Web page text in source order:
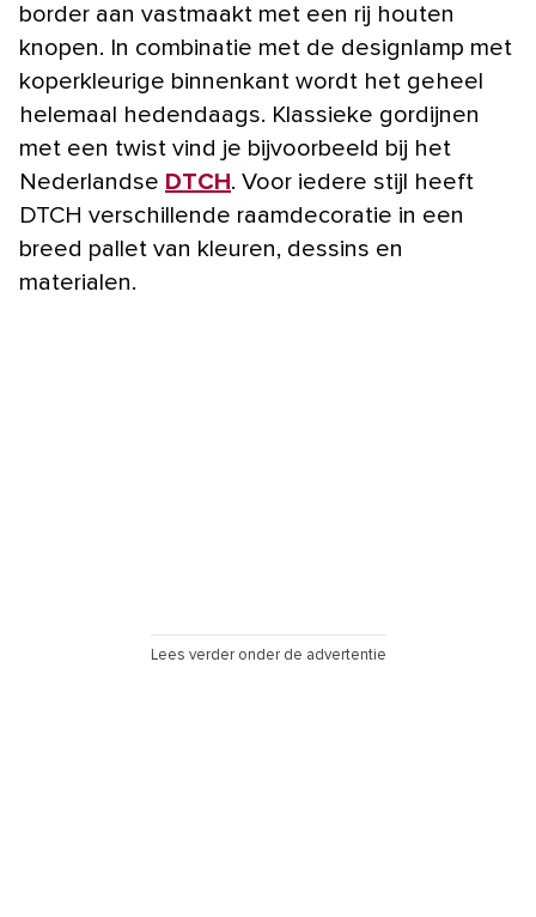
border aan vastmaakt met een rij houten
knopen. In combinatie met de designlamp met
koperkleurige binnenkant wordt het geheel
helemaal hedendaags. Klassieke gordijnen
met een twist vind je bijvoorbeeld bij het
Nederlandse DTCH. Voor iedere stijl heeft
DTCH verschillende raamdecoratie in een
breed pallet van kleuren, dessins en
materialen.
Lees verder onder de advertentie